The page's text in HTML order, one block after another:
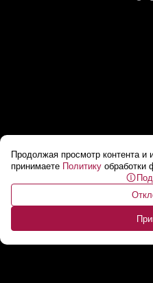
Продолжая просмотр контента и
принимаете Политику обработки
США приступают к
термоядерных